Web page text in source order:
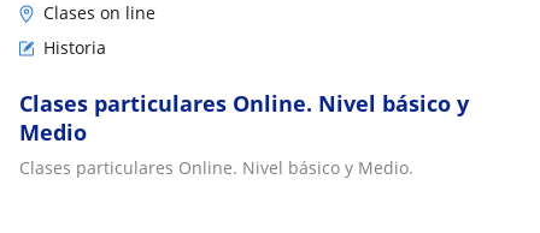
Clases on line
Historia
Clases particulares Online. Nivel básico y
Medio
Clases particulares Online. Nivel básico y Medio.